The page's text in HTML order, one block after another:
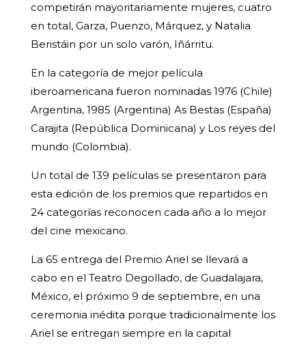
competirán mayoritariamente mujeres, cuatro
en total, Garza, Puenzo, Márquez, y Natalia
Beristáin por un solo varón, Iñárritu.
En la categoría de mejor película
iberoamericana fueron nominadas 1976 (Chile)
Argentina, 1985 (Argentina) As Bestas (España)
Carajita (República Dominicana) y Los reyes del
mundo (Colombia).
Un total de 139 películas se presentaron para
esta edición de los premios que repartidos en
24 categorías reconocen cada año a lo mejor
del cine mexicano.
La 65 entrega del Premio Ariel se llevará a
cabo en el Teatro Degollado, de Guadalajara,
México, el próximo 9 de septiembre, en una
ceremonia inédita porque tradicionalmente los
Ariel se entregan siempre en la capital